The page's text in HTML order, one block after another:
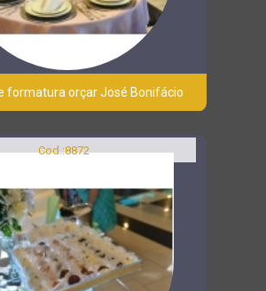
formatura orçar José Bonifácio
Cod.:8872